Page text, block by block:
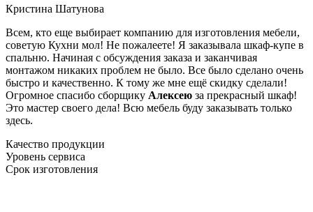
Кристина Шатунова
Всем, кто еще выбирает компанию для изготовления мебели,
советую Кухни мол! Не пожалеете! Я заказывала шкаф-купе в
спальню. Начиная с обсуждения заказа и заканчивая
монтажом никаких проблем не было. Все было сделано очень
быстро и качественно. К тому же мне ещё скидку сделали!
Огромное спасибо сборщику Алексею за прекрасный шкаф!
Это мастер своего дела! Всю мебель буду заказывать только
здесь.
Качество продукции
Уровень сервиса
Срок изготовления